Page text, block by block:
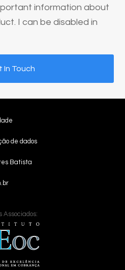
information about
I can be disabled in
In Touch
de dados
Batista
Associados: